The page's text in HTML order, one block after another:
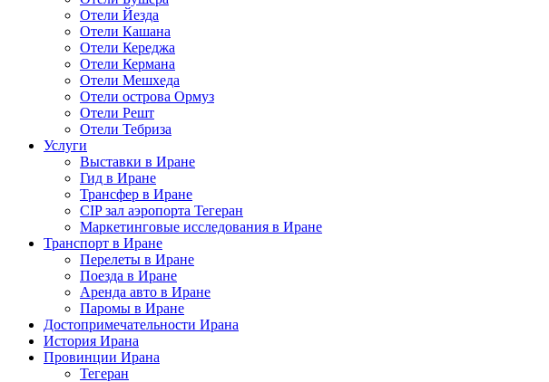
Отели Йезда
Отели Кашана
Отели Кереджа
Отели Кермана
Отели Мешхеда
Отели острова Ормуз
Отели Решт
Отели Тебриза
Услуги
Выставки в Иране
Гид в Иране
Трансфер в Иране
CIP зал аэропорта Тегеран
Маркетинговые исследования в Иране
Транспорт в Иране
Перелеты в Иране
Поезда в Иране
Аренда авто в Иране
Паромы в Иране
Достопримечательности Ирана
История Ирана
Провинции Ирана
Тегеран